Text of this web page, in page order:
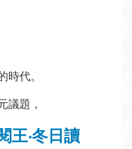
時代。
議題，
王‧冬日讀